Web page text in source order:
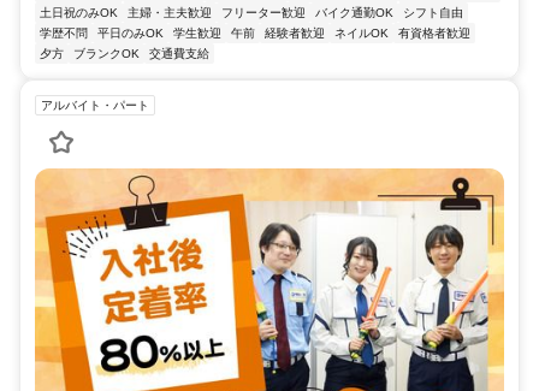
土日祝のみOK
主婦・主夫歓迎 フリーター歓迎 バイク通勤OK
シフト自由
学歴不問
平日のみOK 学生歓迎 午前 経験者歓迎 ネイルOK
有資格者歓迎
夕方
ブランクOK 交通費支給
アルバイト・パート